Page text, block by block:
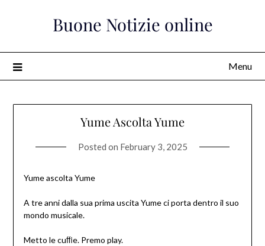
Buone Notizie online
Menu
Yume Ascolta Yume
Posted on February 3, 2025
Yume ascolta Yume
A tre anni dalla sua prima uscita Yume ci porta dentro il suo
mondo musicale.
Metto le cuﬃe. Premo play.